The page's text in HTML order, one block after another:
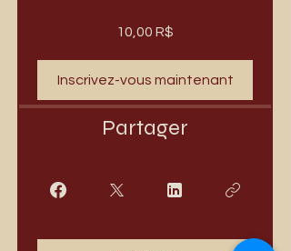
10,00 R$
Inscrivez-vous maintenant
Partager